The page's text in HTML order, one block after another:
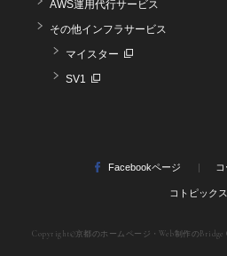
AWS運用代行サービス
その他インフラサービス
マイスター
SV1
Facebookページ
コトピックス
Copyright©京都のホームページ・Web制作の